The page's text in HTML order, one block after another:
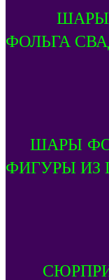
ШАРЫ
ФОЛЬГА
ШАРЫ
ФИГУРЫ